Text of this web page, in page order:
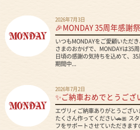
2026年7月3日
🎉MONDAY 35周年感謝
いつもMONDAYをご愛顧いただ
さまのおかげで、MONDAYは35
日頃の感謝の気持ちを込めて、
期間中...
2026年7月2日
✨ご納車おめでとうござ
エヴリィご納車ありがとうござ
たくさん作ってください🚗🎀 ス
フをサポートさせていただきま